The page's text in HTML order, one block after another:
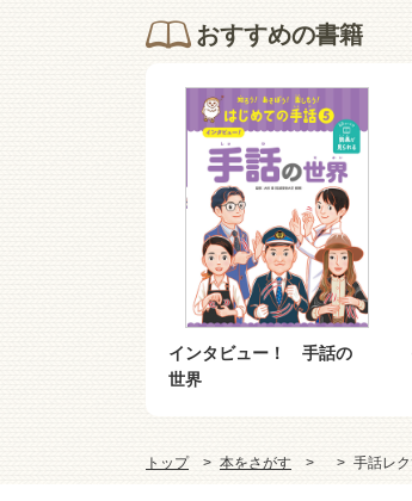
おすすめの書籍
インタビュー！ 手話の
世界
トップ 本をさがす 手話レク